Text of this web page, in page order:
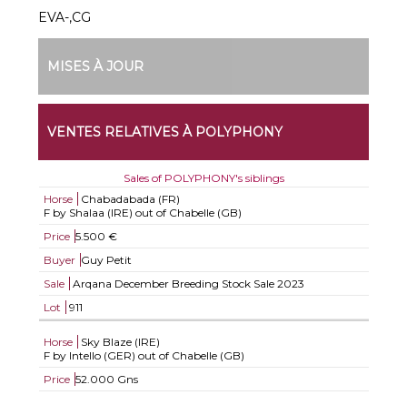
EVA-,CG
MISES À JOUR
VENTES RELATIVES À POLYPHONY
Sales of POLYPHONY's siblings
Horse
Chabadabada (FR)
F by Shalaa (IRE) out of Chabelle (GB)
Price 5.500 €
Buyer Guy Petit
Sale
Arqana December Breeding Stock Sale 2023
Lot
911
Horse
Sky Blaze (IRE)
F by Intello (GER) out of Chabelle (GB)
Price 52.000 Gns